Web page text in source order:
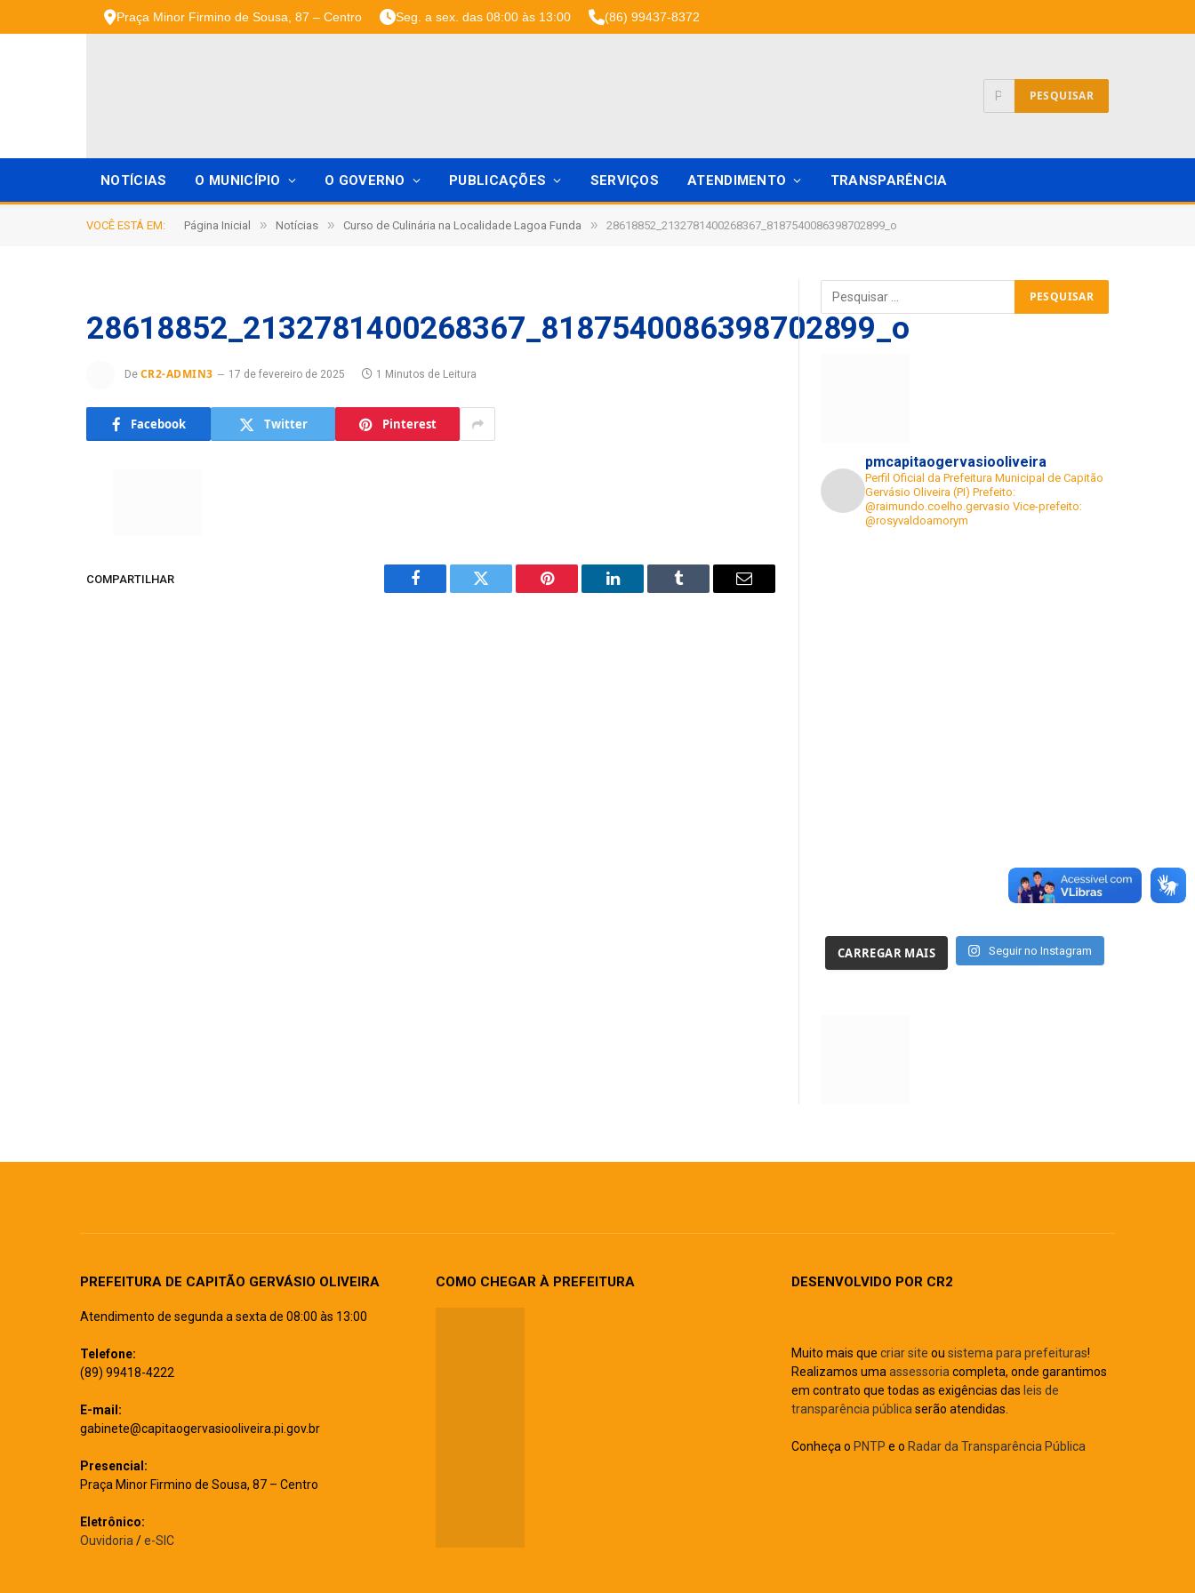
Praça Minor Firmino de Sousa, 87 – Centro Seg. a sex. das 08:00 às 13:00 (86) 99437-8372
NOTÍCIAS O MUNICÍPIO O GOVERNO PUBLICAÇÕES SERVIÇOS ATENDIMENTO TRANSPARÊNCIA
VOCÊ ESTÁ EM: Página Inicial » Notícias » Curso de Culinária na Localidade Lagoa Funda » 28618852_2132781400268367_8187540086398702899_o
28618852_2132781400268367_8187540086398702899_o
De CR2-ADMIN3 17 de fevereiro de 2025 1 Minutos de Leitura
Facebook Twitter Pinterest
COMPARTILHAR
Facebook Twitter Pinterest LinkedIn Tumblr Email
pmcapitaogervasiooliveira
Perfil Oficial da Prefeitura Municipal de Capitão
Gervásio Oliveira (PI) Prefeito:
@raimundo.coelho.gervasio Vice-prefeito:
@rosyvaldoamorym
CARREGAR MAIS Seguir no Instagram
PREFEITURA DE CAPITÃO GERVÁSIO OLIVEIRA
Atendimento de segunda a sexta de 08:00 às 13:00
Telefone:
(89) 99418-4222
E-mail:
gabinete@capitaogervasiooliveira.pi.gov.br
Presencial:
Praça Minor Firmino de Sousa, 87 – Centro
Eletrônico:
Ouvidoria /e-SIC
COMO CHEGAR À PREFEITURA DESENVOLVIDO POR CR2
Muito mais que criarsite ou sistema para prefeituras!
Realizamos uma assessoria completa, onde garantimos
em contrato que todas as exigências das leis de
transparência pública serão atendidas.
Conheça o PNTP e o Radar da Transparência Pública